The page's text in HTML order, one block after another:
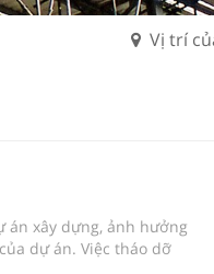
Vị trí
xây dựng, ảnh hưởng
dự án. Việc tháo dỡ